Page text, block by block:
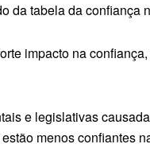
da tabela da confiança
impacto na
e legislativas
menos confiantes